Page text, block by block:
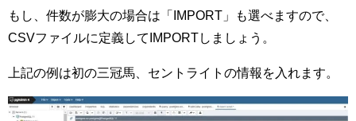
もし、件数が膨大の場合は「IMPORT」も選べますので、
CSVファイルに定義してIMPORTしましょう。
上記の例は初の三冠馬、セントライトの情報を入れます。